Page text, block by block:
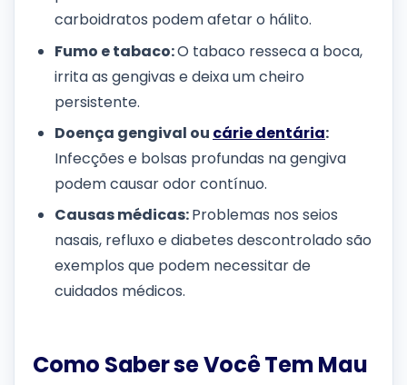
carboidratos podem afetar o hálito.
Fumo e tabaco:O tabaco resseca a boca,
irrita as gengivas e deixa um cheiro
persistente.
Doença gengival ou cárie dentária:
Infecções e bolsas profundas na gengiva
podem causar odor contínuo.
Causas médicas:Problemas nos seios
nasais, refluxo e diabetes descontrolado são
exemplos que podem necessitar de
cuidados médicos.
Como Saber se Você Tem Mau